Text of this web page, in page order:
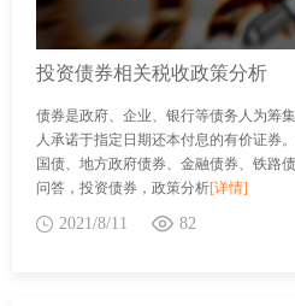
投资债券相关税收政策分析
债券是政府、企业、银行等债务人为筹
人承诺于指定日期还本付息的有价证券
国债、地方政府债券、金融债券、铁路
问答，投资债券，政策分析[详情]
2021/8/11 82